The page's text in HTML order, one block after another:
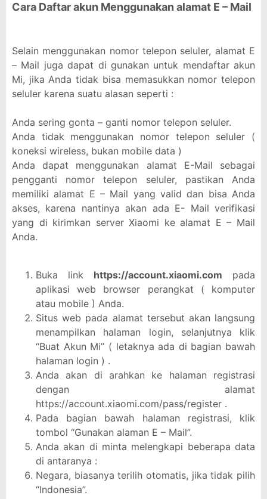
Cara Daftar akun Menggunakan alamat E – Mail
Selain menggunakan nomor telepon seluler, alamat E
– Mail juga dapat di gunakan untuk mendaftar akun
Mi, jika Anda tidak bisa memasukkan nomor telepon
seluler karena suatu alasan seperti :
Anda sering gonta – ganti nomor telepon seluler.
Anda tidak menggunakan nomor telepon seluler (
koneksi wireless, bukan mobile data )
Anda dapat menggunakan alamat E-Mail sebagai
pengganti nomor telepon seluler, pastikan Anda
memiliki alamat E – Mail yang valid dan bisa Anda
akses, karena nantinya akan ada E- Mail verifikasi
yang di kirimkan server Xiaomi ke alamat E – Mail
Anda.
Buka link https://account.xiaomi.com pada
aplikasi web browser perangkat ( komputer
atau mobile ) Anda.
Situs web pada alamat tersebut akan langsung
menampilkan halaman login, selanjutnya klik
“Buat Akun Mi” ( letaknya ada di bagian bawah
halaman login ) .
Anda akan di arahkan ke halaman registrasi
dengan alamat
https://account.xiaomi.com/pass/register .
Pada bagian bawah halaman registrasi, klik
tombol “Gunakan alaman E – Mail”.
Anda akan di minta melengkapi beberapa data
di antaranya :
Negara, biasanya terilih otomatis, jika tidak pilih
“Indonesia”.